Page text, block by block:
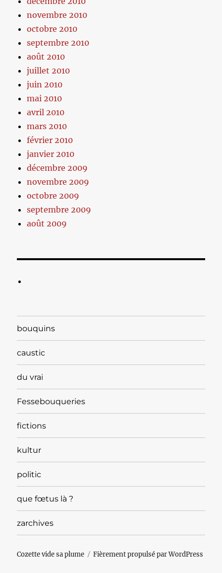
novembre 2010
octobre 2010
septembre 2010
août 2010
juillet 2010
juin 2010
mai 2010
avril 2010
mars 2010
février 2010
janvier 2010
décembre 2009
novembre 2009
octobre 2009
septembre 2009
août 2009
bouquins
caustic
du vrai
Fessebouqueries
fictions
kultur
politic
que fœtus là ?
zarchives
Cozette vide sa plume Fièrement propulsé par WordPress